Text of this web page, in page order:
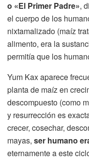
o «El Primer Padre»,
el cuerpo de los
nixtamalizado (maíz
alimento, era la
permitía que los
Yum Kax aparece
planta de maíz en
descompuesto (como
y resurrección es
crecer, cosechar,
mayas, ser humano
eternamente a este